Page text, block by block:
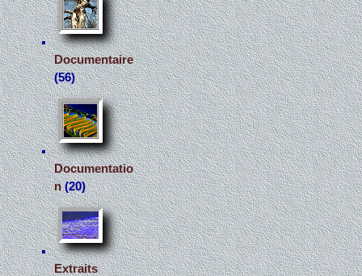
Documentaire
(56)
Documentatio
n(20)
Extraits